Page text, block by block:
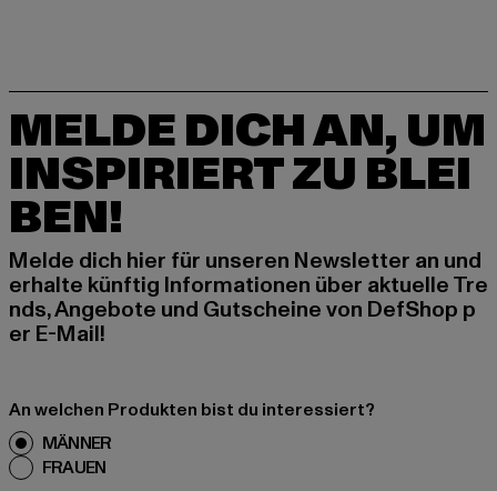
MELDE DICH AN, UM
INSPIRIERT ZU BLEI
BEN!
Melde dich hier für unseren Newsletter an und
erhalte künftig Informationen über aktuelle Tre
nds, Angebote und Gutscheine von DefShop p
er E-Mail!
An welchen Produkten bist du interessiert?
MÄNNER
FRAUEN